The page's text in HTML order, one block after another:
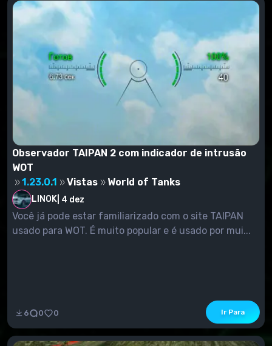
Observador TAIPAN 2 com indicador de intrusão
WOT
1.23.0.1
Vistas World of Tanks
LINOK 4 dez
Você já pode estar familiarizado com o site TAIPAN
usado para WOT. É muito popular e é usado por mui...
6 0 0 Ir Para